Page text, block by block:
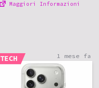
Maggiori Informazioni
TECH 1 mese fa